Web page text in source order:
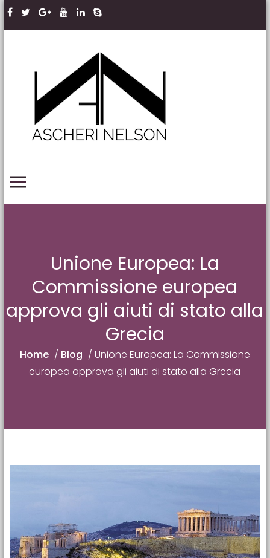
Skip to content
Unione Europea: La
Commissione europea
approva gli aiuti di stato alla
Grecia
Home / Blog / Unione Europea: La Commissione
europea approva gli aiuti di stato alla Grecia